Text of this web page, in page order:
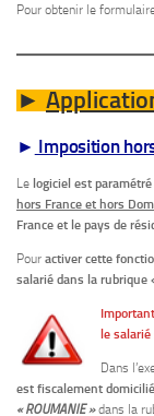
Pour obtenir le
►
► Imposition
Le logiciel est
hors France et hors Dom
France et le pays de
Pour activer cette
salarié dans la rubrique
le
Dans
est fiscalement
« ROUMANIE »dans la